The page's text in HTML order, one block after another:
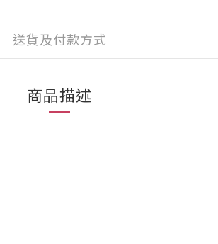
送貨及付款方式
商品描述